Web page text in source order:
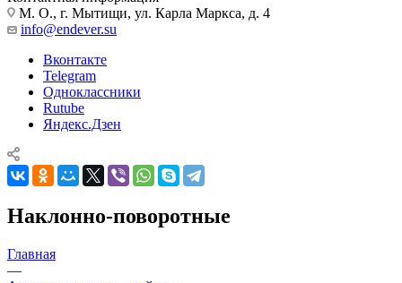
М. О., г. Мытищи, ул. Карла Маркса, д. 4
info@endever.su
Вконтакте
Telegram
Одноклассники
Rutube
Яндекс.Дзен
Наклонно-поворотные
Главная
—